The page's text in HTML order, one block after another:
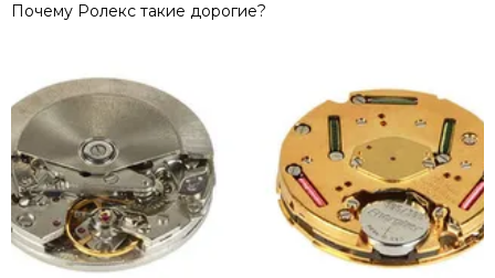
Почему Ролекс такие дорогие?